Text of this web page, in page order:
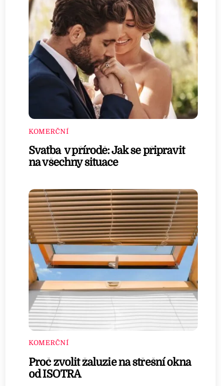
KOMERČNÍ
Svatba v přírodě: Jak se připravit
na všechny situace
KOMERČNÍ
Proč zvolit žaluzie na střešní okna
od ISOTRA